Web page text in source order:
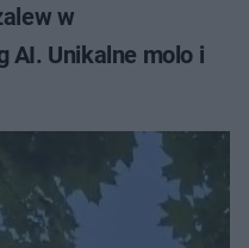
w
AI. Unikalne molo i